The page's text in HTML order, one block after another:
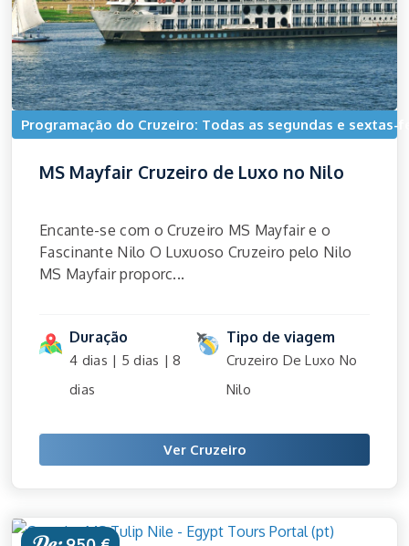
Programação do Cruzeiro: Todas as segundas e sextas-
MS Mayfair Cruzeiro de Luxo no Nilo
Encante-se com o Cruzeiro MS Mayfair e o
Fascinante Nilo O Luxuoso Cruzeiro pelo Nilo
MS Mayfair proporc...
Duração
4 dias | 5 dias | 8
dias
Tipo de viagem
Cruzeiro De Luxo No
Nilo
Ver Cruzeiro